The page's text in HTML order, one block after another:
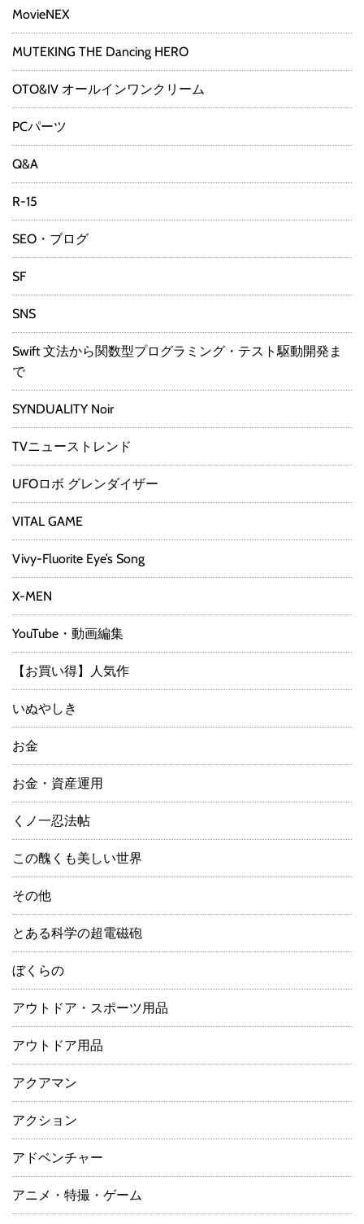
MovieNEX
MUTEKING THE Dancing HERO
OTO&IV オールインワンクリーム
PCパーツ
Q&A
R-15
SEO・ブログ
SF
SNS
Swift 文法から関数型プログラミング・テスト駆動開発ま
で
SYNDUALITY Noir
TVニューストレンド
UFOロボ グレンダイザー
VITAL GAME
Vivy-Fluorite Eye’s Song
X-MEN
YouTube・動画編集
【お買い得】人気作
いぬやしき
お金
お金・資産運用
くノ一忍法帖
この醜くも美しい世界
その他
とある科学の超電磁砲
ぼくらの
アウトドア・スポーツ用品
アウトドア用品
アクアマン
アクション
アドベンチャー
アニメ・特撮・ゲーム